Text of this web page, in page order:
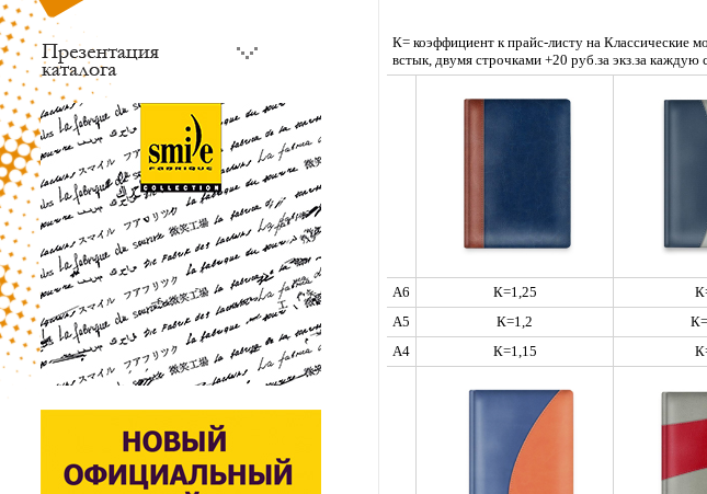
К= коэффициент к прайс-листу на Классические
встык, двумя строчками +20 руб.за экз.за каждую
A6 К=1,25
A5
К=1,2
A4
К=1,15